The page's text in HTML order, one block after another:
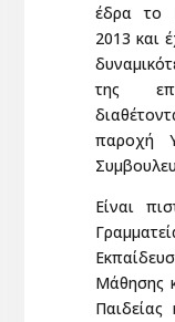
έδρα το
2013 και
της
παροχή
Είναι
Μάθησης